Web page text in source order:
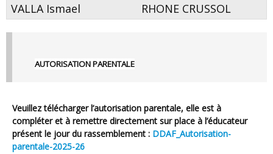
VALLA Ismael
RHONE CRUSSOL
AUTORISATION PARENTALE
Veuilleztélécharger l’autorisation parentale, elle est à
compléter et à remettre directement sur place à l’éducateur
présent le jour du rassemblement : DDAF_Autorisation-
parentale-2025-26